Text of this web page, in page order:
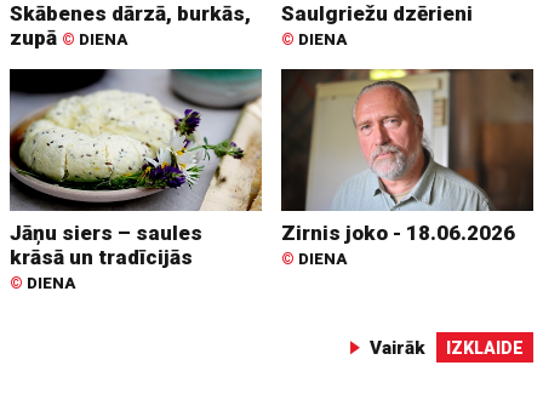
Skābenes dārzā, burkās,
zupā © DIENA
Saulgriežu dzērieni
© DIENA
Jāņu siers – saules
krāsā un tradīcijās
© DIENA
Zirnis joko - 18.06.2026
© DIENA
Vairāk IZKLAIDE